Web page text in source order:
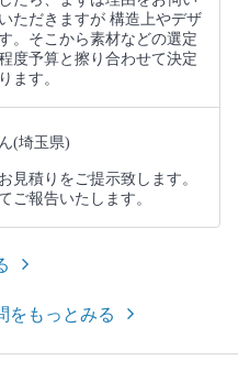
ただきますが 構造上やデザ
。そこから素材などの選定
度予算と擦り合わせて決定
ます。
(埼玉県)
見積りをご提示致します。
ご報告いたします。
をもっとみる